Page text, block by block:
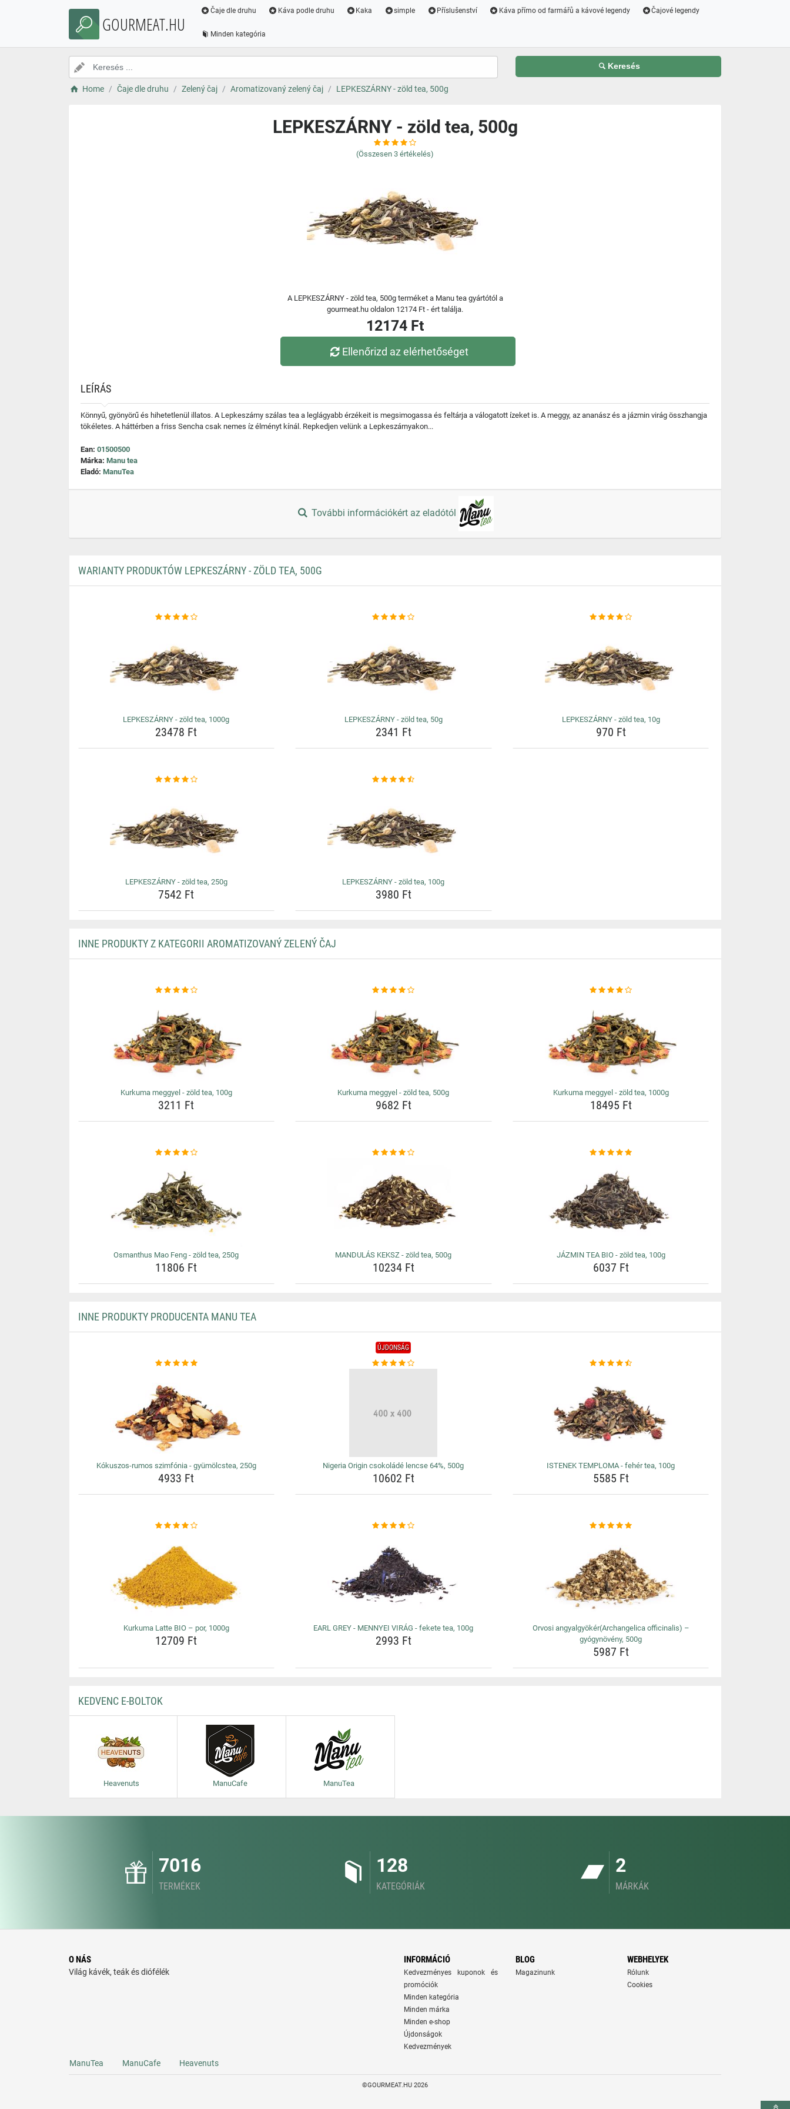
GOURMEAT.HU
Čaje dle druhu Káva podle druhu Kaka simple Příslušenství Káva přímo od farmářů a kávové legendy Čajové legendy
Minden kategória
Keresés
Home Čaje dle druhu Zelený čaj Aromatizovaný zelený čaj LEPKESZÁRNY - zöld tea, 500g
LEPKESZÁRNY - zöld tea, 500g
(Összesen 3 értékelés)
A LEPKESZÁRNY - zöld tea, 500g terméket a Manu tea gyártótól a
gourmeat.hu oldalon 12174 Ft - ért találja.
12174 Ft
Ellenőrizd az elérhetőséget
LEÍRÁS
Könnyű, gyönyörű és hihetetlenül illatos. A Lepkeszárny szálas tea a leglágyabb érzékeit is megsimogassa és feltárja a válogatott ízeket is. A meggy, az ananász és a jázmin virág összhangja
tökéletes. A háttérben a friss Sencha csak nemes íz élményt kínál. Repkedjen velünk a Lepkeszárnyakon...
Ean: 01500500
Márka: Manu tea
Eladó: ManuTea
További információkért az eladótól
WARIANTY PRODUKTÓW LEPKESZÁRNY - ZÖLD TEA, 500G
LEPKESZÁRNY - zöld tea, 1000g
23478 Ft
LEPKESZÁRNY - zöld tea, 50g
2341 Ft
LEPKESZÁRNY - zöld tea, 10g
970 Ft
LEPKESZÁRNY - zöld tea, 250g
7542 Ft
LEPKESZÁRNY - zöld tea, 100g
3980 Ft
INNE PRODUKTY Z KATEGORII AROMATIZOVANÝ ZELENÝ ČAJ
Kurkuma meggyel - zöld tea, 100g
3211 Ft
Kurkuma meggyel - zöld tea, 500g
9682 Ft
Kurkuma meggyel - zöld tea, 1000g
18495 Ft
Osmanthus Mao Feng - zöld tea, 250g
11806 Ft
MANDULÁS KEKSZ - zöld tea, 500g
10234 Ft
JÁZMIN TEA BIO - zöld tea, 100g
6037 Ft
INNE PRODUKTY PRODUCENTA MANU TEA
Kókuszos-rumos szimfónia - gyümölcstea, 250g
4933 Ft
ÚJDONSÁG
Nigeria Origin csokoládé lencse 64%, 500g
10602 Ft
ISTENEK TEMPLOMA - fehér tea, 100g
5585 Ft
Kurkuma Latte BIO – por, 1000g
12709 Ft
EARL GREY - MENNYEI VIRÁG - fekete tea, 100g
2993 Ft
Orvosi angyalgyökér(Archangelica officinalis) –
gyógynövény, 500g
5987 Ft
KEDVENC E-BOLTOK
Heavenuts ManuCafe ManuTea
7016
TERMÉKEK
128
KATEGÓRIÁK
2
MÁRKÁK
O NÁS
Világ kávék, teák és diófélék
INFORMÁCIÓ
Kedvezményes kuponok és
promóciók
Minden kategória
Minden márka
Minden e-shop
Újdonságok
Kedvezmények
BLOG
Magazinunk
WEBHELYEK
Rólunk
Cookies
ManuTea ManuCafe Heavenuts
©GOURMEAT.HU 2026